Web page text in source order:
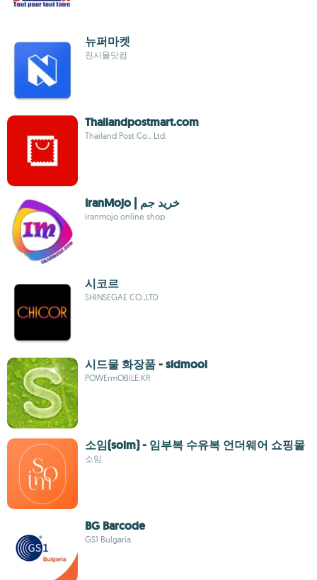
뉴퍼마켓
전시몰닷컴
Thailandpostmart.com
Thailand Post Co., Ltd.
IranMojo | خرید جم
iranmojo online shop
시코르
SHINSEGAE CO.,LTD
시드물 화장품 - sidmool
POWErmOBILE.KR
소임(soim) - 임부복 수유복 언더웨어 쇼핑몰
소임
BG Barcode
GS1 Bulgaria